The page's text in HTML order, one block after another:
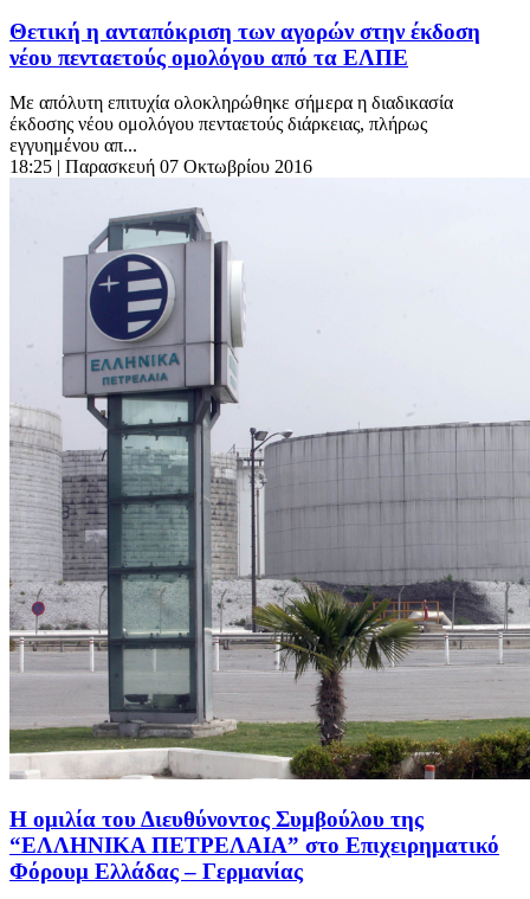
Θετική η ανταπόκριση των αγορών στην έκδοση
νέου πενταετούς ομολόγου από τα ΕΛΠΕ
Με απόλυτη επιτυχία ολοκληρώθηκε σήμερα η διαδικασία
έκδοσης νέου ομολόγου πενταετούς διάρκειας, πλήρως
εγγυημένου απ...
18:25 | Παρασκευή 07 Οκτωβρίου 2016
Η ομιλία του Διευθύνοντος Συμβούλου της
“ΕΛΛΗΝΙΚΑ ΠΕΤΡΕΛΑΙΑ” στο Επιχειρηματικό
Φόρουμ Ελλάδας – Γερμανίας